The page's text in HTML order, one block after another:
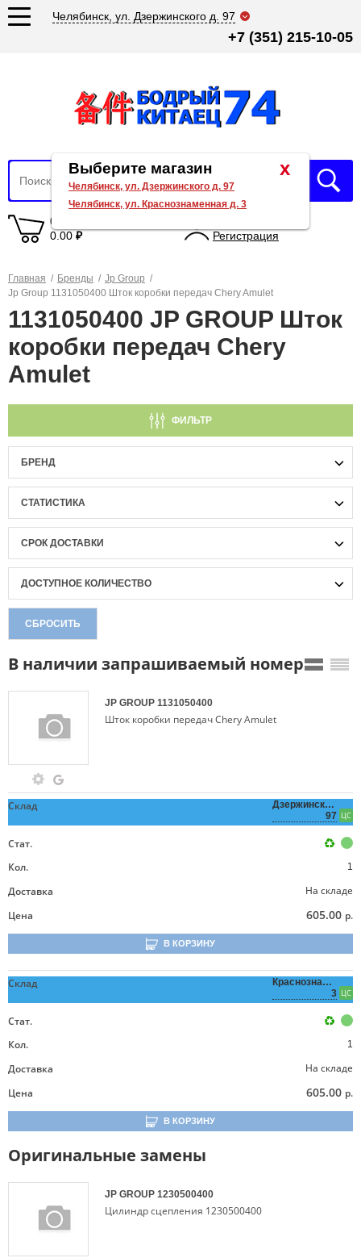
Челябинск, ул. Дзержинского д. 97
+7 (351) 215-10-05
0 товаров
0.00 ₽
Регистрация
Главная / Бренды / Jp Group /
Jp Group 1131050400 Шток коробки передач Chery Amulet
1131050400 JP GROUP Шток
коробки передач Chery
Amulet
ФИЛЬТР
БРЕНД
СТАТИСТИКА
СРОК ДОСТАВКИ
ДОСТУПНОЕ КОЛИЧЕСТВО
СБРОСИТЬ
В наличии запрашиваемый номер
JP GROUP 1131050400
Шток коробки передач Chery Amulet
Склад
Дзержинского,
97 ЦС
Стат.
Кол.
1
Доставка
На складе
Цена
605.00 р.
В КОРЗИНУ
Склад
Краснознаменная,
3 ЦС
Стат.
Кол.
1
Доставка
На складе
Цена
605.00 р.
В КОРЗИНУ
Оригинальные замены
JP GROUP 1230500400
Цилиндр сцепления 1230500400
x
Выберите магазин
Челябинск, ул. Дзержинского д. 97
Челябинск, ул. Краснознаменная д. 3